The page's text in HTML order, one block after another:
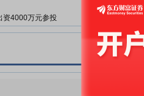
资4000万元参投
07-10
今